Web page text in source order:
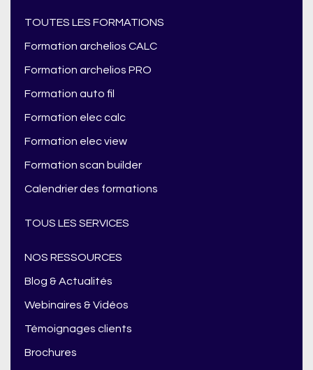
TOUTES LES FORMATIONS
Formation archelios CALC
Formation archelios PRO
Formation auto fil
Formation elec calc
Formation elec view
Formation scan builder
Calendrier des formations
TOUS LES SERVICES
NOS RESSOURCES
Blog & Actualités
Webinaires & Vidéos
Témoignages clients
Brochures